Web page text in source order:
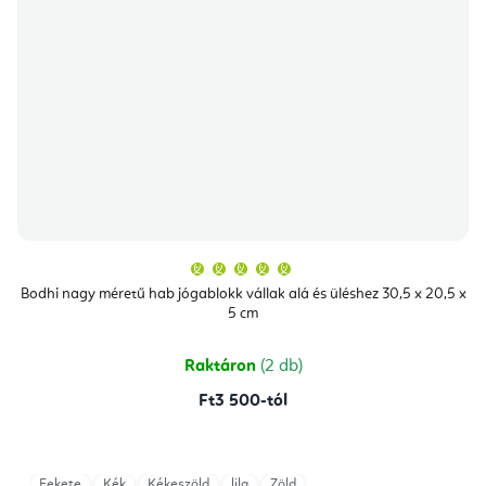
Bodhi nagy méretű hab jógablokk vállak alá és üléshez 30,5 x 20,5 x
5 cm
átlagos
értékelése
csillag.
Raktáron (2 db)
Ft3 500-tól